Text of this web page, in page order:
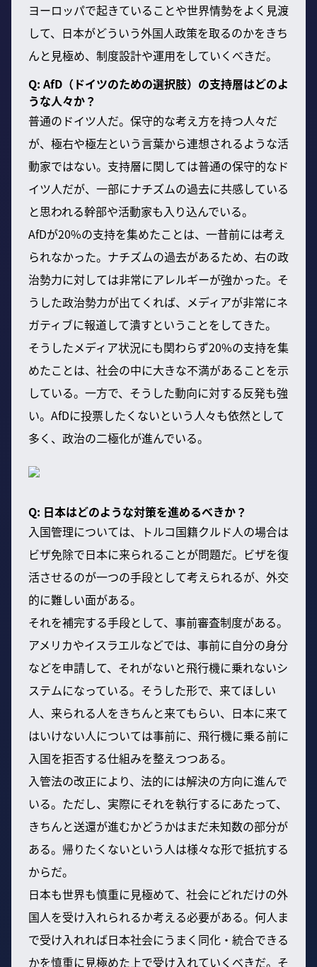
ヨーロッパで起きていることや世界情勢をよく見渡
して、日本がどういう外国人政策を取るのかをきち
んと見極め、制度設計や運用をしていくべきだ。
Q: AfD（ドイツのための選択肢）の支持層はどのよ
うな人々か？
普通のドイツ人だ。保守的な考え方を持つ人々だ
が、極右や極左という言葉から連想されるような活
動家ではない。支持層に関しては普通の保守的なド
イツ人だが、一部にナチズムの過去に共感している
と思われる幹部や活動家も入り込んでいる。
AfDが20%の支持を集めたことは、一昔前には考え
られなかった。ナチズムの過去があるため、右の政
治勢力に対しては非常にアレルギーが強かった。そ
うした政治勢力が出てくれば、メディアが非常にネ
ガティブに報道して潰すということをしてきた。
そうしたメディア状況にも関わらず20%の支持を集
めたことは、社会の中に大きな不満があることを示
している。一方で、そうした動向に対する反発も強
い。AfDに投票したくないという人々も依然として
多く、政治の二極化が進んでいる。
Q: 日本はどのような対策を進めるべきか？
入国管理については、トルコ国籍クルド人の場合は
ビザ免除で日本に来られることが問題だ。ビザを復
活させるのが一つの手段として考えられるが、外交
的に難しい面がある。
それを補完する手段として、事前審査制度がある。
アメリカやイスラエルなどでは、事前に自分の身分
などを申請して、それがないと飛行機に乗れないシ
ステムになっている。そうした形で、来てほしい
人、来られる人をきちんと来てもらい、日本に来て
はいけない人については事前に、飛行機に乗る前に
入国を拒否する仕組みを整えつつある。
入管法の改正により、法的には解決の方向に進んで
いる。ただし、実際にそれを執行するにあたって、
きちんと送還が進むかどうかはまだ未知数の部分が
ある。帰りたくないという人は様々な形で抵抗する
からだ。
日本も世界も慎重に見極めて、社会にどれだけの外
国人を受け入れられるか考える必要がある。何人ま
で受け入れれば日本社会にうまく同化・統合できる
かを慎重に見極めた上で受け入れていくべきだ。そ